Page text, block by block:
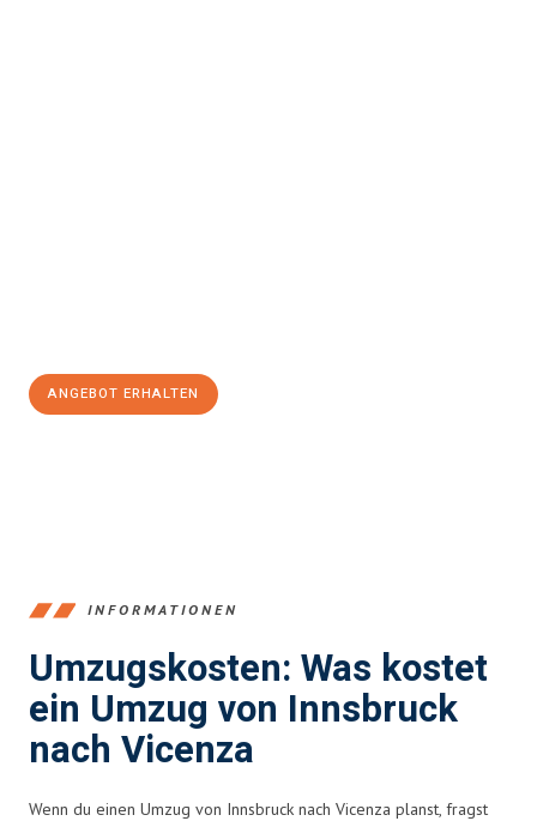
ANGEBOT ERHALTEN
INFORMATIONEN
Umzugskosten: Was kostet
ein Umzug von Innsbruck
nach Vicenza
Wenn du einen Umzug von Innsbruck nach Vicenza planst, fragst